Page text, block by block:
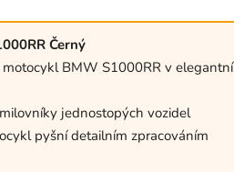
Černý
BMW S1000RR v elegantní
jednostopých vozidel
pyšní detailním zpracováním